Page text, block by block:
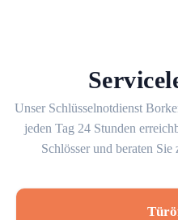
Unser Schlüsselnotdienst
jeden Tag 24 Stunden
Schlösser und beraten